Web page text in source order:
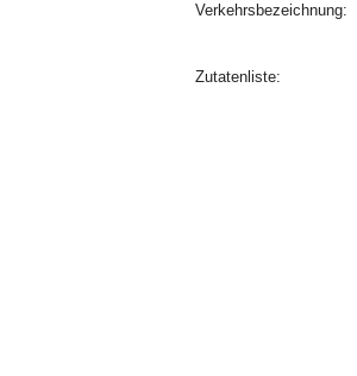
Verkehrsbezeichnung:
Zutatenliste: